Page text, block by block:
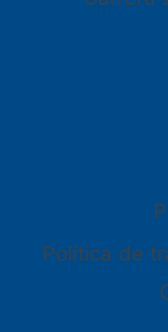
Política de